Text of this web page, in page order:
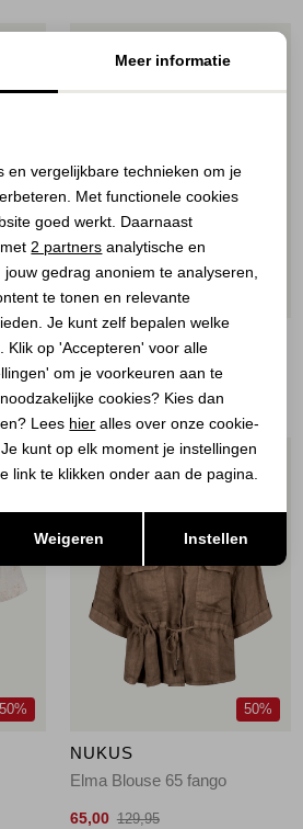
NUKUS
Aneta Top Stripe 9 sand
60,00 119,95
50% 50%
NUKUS
Elma Blouse 65 fango
65,00 129,95
cookies
Meer informatie
en vergelijkbare technieken om je
Met functionele cookies
goed werkt. Daarnaast
2 partners analytische en
gedrag anoniem te analyseren,
te tonen en relevante
Je kunt zelf bepalen welke
Klik op 'Accepteren' voor alle
om je voorkeuren aan te
cookies? Kies dan
Lees hier alles over onze cookie-
kunt op elk moment je instellingen
link te klikken onder aan de pagina.
Weigeren Instellen